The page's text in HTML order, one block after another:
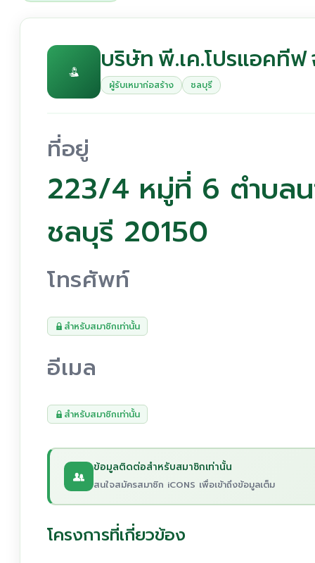
บริษัท พี.เค.โปรแอคทีฟ
ผู้รับเหมาก่อสร้าง ชลบุรี
ที่อยู่
223/4 หมู่ที่ 6 ตำบลน
ชลบุรี 20150
โทรศัพท์
สำหรับสมาชิกเท่านั้น
อีเมล
สำหรับสมาชิกเท่านั้น
ข้อมูลติดต่อสำหรับสมาชิกเท่านั้น
สนใจสมัครสมาชิก iCONS เพื่อเข้าถึงข้อมูลเต็ม
โครงการที่เกี่ยวข้อง